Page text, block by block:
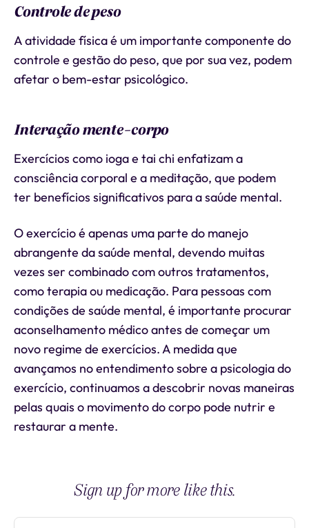
Controle de peso
A atividade física é um importante componente do
controle e gestão do peso, que por sua vez, podem
afetar o bem-estar psicológico.
Interação mente-corpo
Exercícios como ioga e tai chi enfatizam a
consciência corporal e a meditação, que podem
ter benefícios significativos para a saúde mental.
O exercício é apenas uma parte do manejo
abrangente da saúde mental, devendo muitas
vezes ser combinado com outros tratamentos,
como terapia ou medicação. Para pessoas com
condições de saúde mental, é importante procurar
aconselhamento médico antes de começar um
novo regime de exercícios. A medida que
avançamos no entendimento sobre a psicologia do
exercício, continuamos a descobrir novas maneiras
pelas quais o movimento do corpo pode nutrir e
restaurar a mente.
Sign up for more like this.